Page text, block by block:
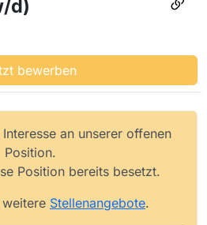
d)
bewerben
an unserer offenen
Position.
Position bereits besetzt.
Stellenangebote.